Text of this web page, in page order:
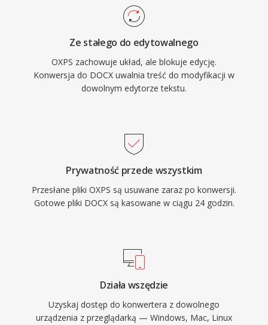
Ze stałego do edytowalnego
OXPS zachowuje układ, ale blokuje edycję.
Konwersja do DOCX uwalnia treść do modyfikacji w
dowolnym edytorze tekstu.
Prywatność przede wszystkim
Przesłane pliki OXPS są usuwane zaraz po konwersji.
Gotowe pliki DOCX są kasowane w ciągu 24 godzin.
Działa wszędzie
Uzyskaj dostęp do konwertera z dowolnego
urządzenia z przeglądarką — Windows, Mac, Linux